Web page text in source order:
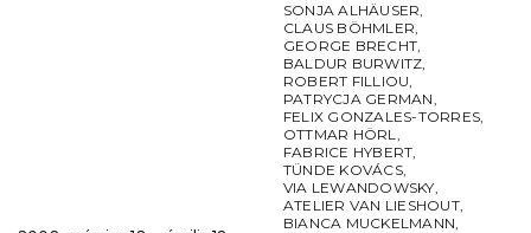
SONJA ALHÄUSER,
CLAUS BÖHMLER,
GEORGE BRECHT,
BALDUR BURWITZ,
ROBERT FILLIOU,
PATRYCJA GERMAN,
FELIX GONZALES-TORRES,
OTTMAR HÖRL,
FABRICE HYBERT,
TÜNDE KOVÁCS,
VIA LEWANDOWSKY,
ATELIER VAN LIESHOUT,
BIANCA MUCKELMANN,